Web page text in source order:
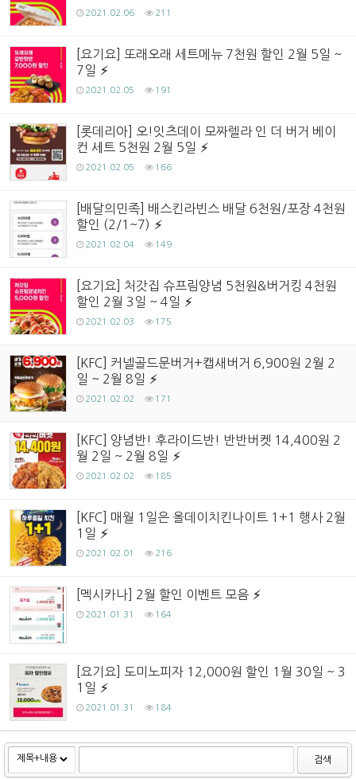
2021.02.06 211
[요기요] 또래오래 세트메뉴 7천원 할인 2월 5일 ~
7일
2021.02.05 191
[롯데리아] 오!잇츠데이 모짜렐라 인 더 버거 베이
컨 세트 5천원 2월 5일
2021.02.05 166
[배달의민족] 배스킨라빈스 배달 6천원/포장 4천원
할인 (2/1~7)
2021.02.04 149
[요기요] 처갓집 슈프림양념 5천원&버거킹 4천원
할인 2월 3일 ~ 4일
2021.02.03 175
[KFC] 커넬골드문버거+캡새버거 6,900원 2월 2
일 ~ 2월 8일
2021.02.02 171
[KFC] 양념반! 후라이드반! 반반버켓 14,400원 2
월 2일 ~ 2월 8일
2021.02.02 185
[KFC] 매월 1일은 올데이치킨나이트 1+1 행사 2월
1일
2021.02.01 216
[멕시카나] 2월 할인 이벤트 모음
2021.01.31 164
[요기요] 도미노피자 12,000원 할인 1월 30일 ~ 3
1일
2021.01.31 184
검색